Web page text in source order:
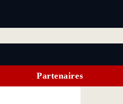
Partenaires